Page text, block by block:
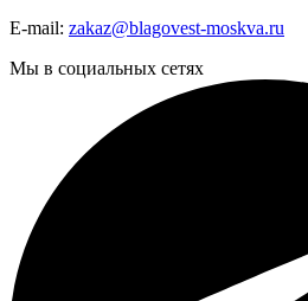
E-mail: zakaz@blagovest-moskva.ru
Мы в социальных сетях